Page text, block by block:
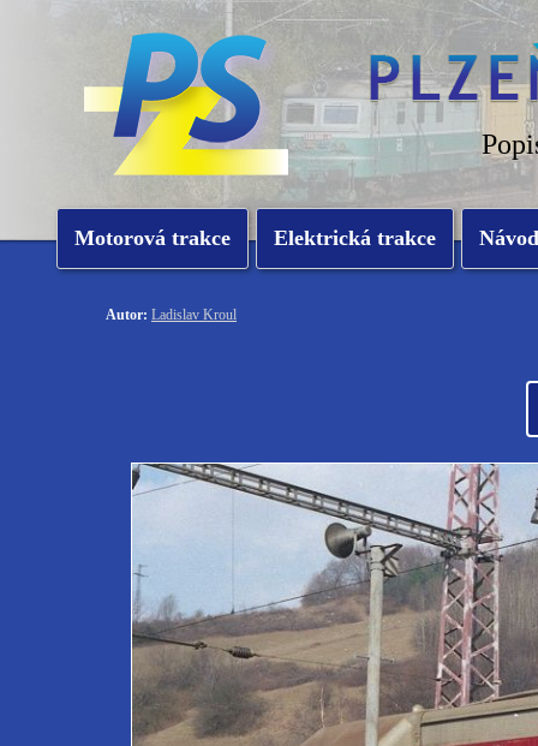
Motorová trakce Elektrická trakce
Autor: Ladislav Kroul